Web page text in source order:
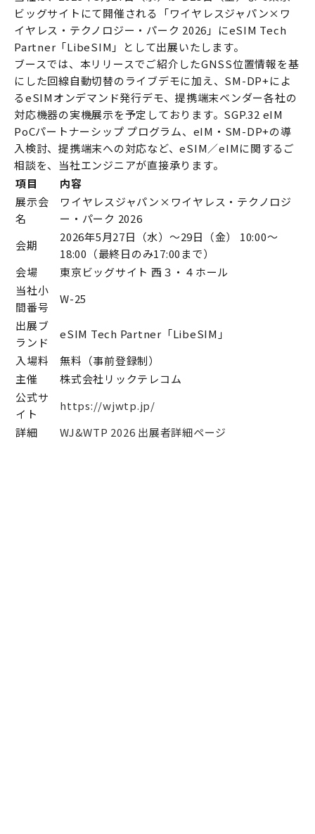
ビッグサイトにて開催される「ワイヤレスジャパン×ワ
イヤレス・テクノロジー・パーク 2026」にeSIM Tech
Partner「LibeSIM」として出展いたします。
ブースでは、本リリースでご紹介したGNSS位置情報を基
にした回線自動切替のライブデモに加え、SM-DP+によ
るeSIMオンデマンド発行デモ、提携端末ベンダー各社の
対応機器の実機展示を予定しております。SGP.32 eIM
PoCパートナーシップ プログラム、eIM・SM-DP+の導
入検討、提携端末への対応など、eSIM／eIMに関するご
相談を、当社エンジニアが直接承ります。
項目
内容
展示会
名
ワイヤレスジャパン×ワイヤレス・テクノロジ
ー・パーク 2026
会期
2026年5月27日（水）～29日（金） 10:00～
18:00（最終日のみ17:00まで）
会場
東京ビッグサイト 西３・４ホール
当社小
間番号
W-25
出展ブ
ランド
eSIM Tech Partner「LibeSIM」
入場料
無料（事前登録制）
主催
株式会社リックテレコム
公式サ
イト
https://wjwtp.jp/
詳細
WJ&WTP 2026 出展者詳細ページ